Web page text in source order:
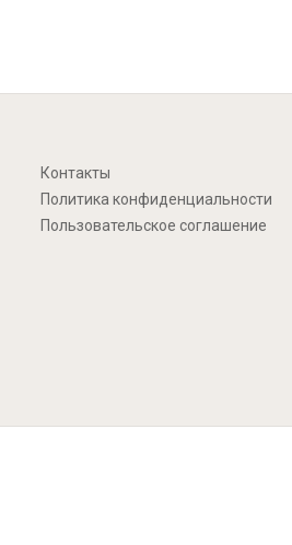
Контакты
Политика конфиденциальности
Пользовательское соглашение